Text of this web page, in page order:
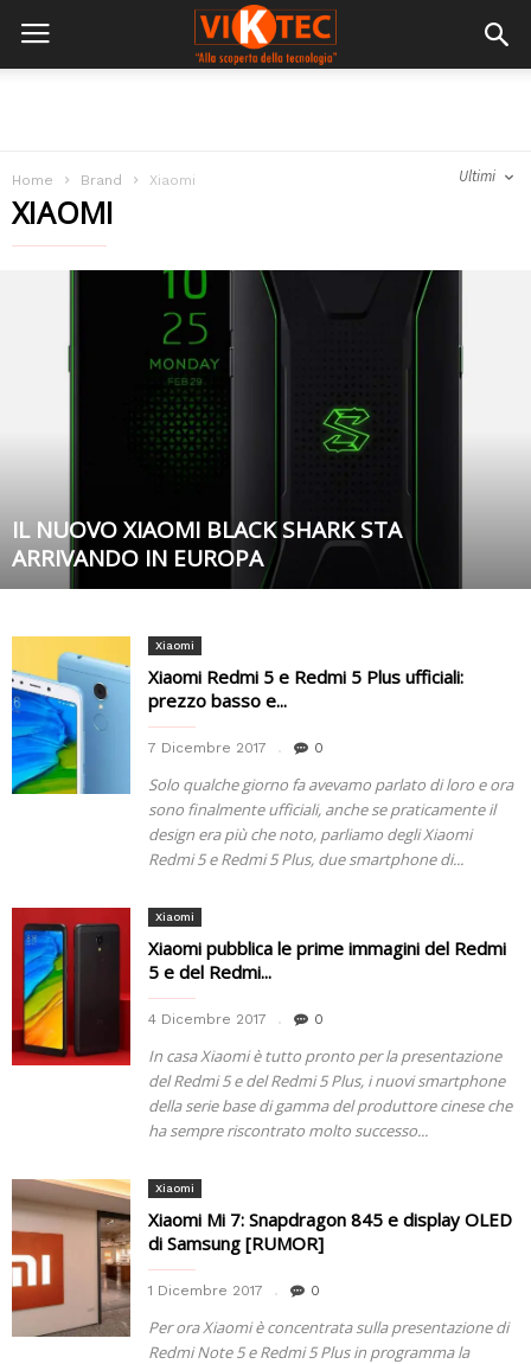
Home Brand Xiaomi Ultimi
XIAOMI
IL NUOVO XIAOMI BLACK SHARK STA
ARRIVANDO IN EUROPA
Xiaomi
Xiaomi Redmi 5 e Redmi 5 Plus ufficiali:
prezzo basso e...
7 Dicembre 2017 0
Solo qualche giorno fa avevamo parlato di loro e ora
sono finalmente ufficiali, anche se praticamente il
design era più che noto, parliamo degli Xiaomi
Redmi 5 e Redmi 5 Plus, due smartphone di...
Xiaomi
Xiaomi pubblica le prime immagini del Redmi
5 e del Redmi...
4 Dicembre 2017 0
In casa Xiaomi è tutto pronto per la presentazione
del Redmi 5 e del Redmi 5 Plus, i nuovi smartphone
della serie base di gamma del produttore cinese che
ha sempre riscontrato molto successo...
Xiaomi
Xiaomi Mi 7: Snapdragon 845 e display OLED
di Samsung [RUMOR]
1 Dicembre 2017 0
Per ora Xiaomi è concentrata sulla presentazione di
Redmi Note 5 e Redmi 5 Plus in programma la